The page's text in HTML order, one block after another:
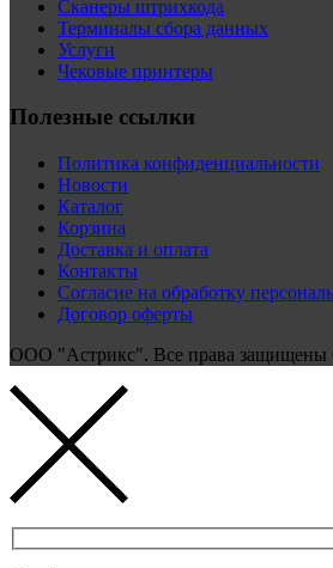
Сканеры штрихкода
Терминалы сбора данных
Услуги
Чековые принтеры
Полезные ссылки
Политика конфиденциальности
Новости
Каталог
Корзина
Доставка и оплата
Контакты
Согласие на обработку
Договор оферты
ООО "Астрикс". Все права защищены